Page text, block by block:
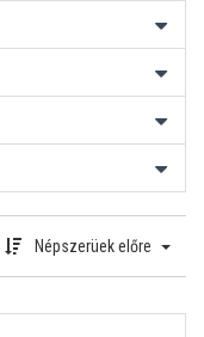
Népszerüek előre